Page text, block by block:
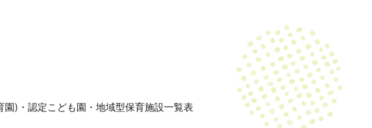
園)・認定こども園・地域型保育施設一覧表